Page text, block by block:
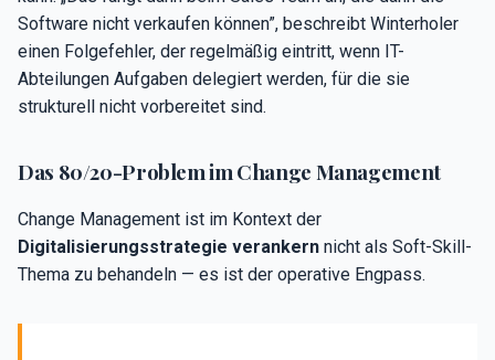
Software nicht verkaufen können”, beschreibt Winterholer
einen Folgefehler, der regelmäßig eintritt, wenn IT-
Abteilungen Aufgaben delegiert werden, für die sie
strukturell nicht vorbereitet sind.
Das 80/20-Problem im Change Management
Change Management ist im Kontext der
Digitalisierungsstrategie verankern nicht als Soft-Skill-
Thema zu behandeln — es ist der operative Engpass.